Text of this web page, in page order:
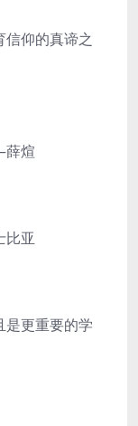
仰的真谛之
薛煊
亚
是更重要的学